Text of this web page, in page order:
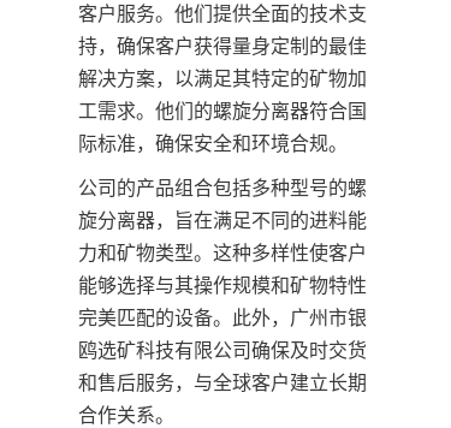
客户服务。他们提供全面的技术支
持，确保客户获得量身定制的最佳
解决方案，以满足其特定的矿物加
工需求。他们的螺旋分离器符合国
际标准，确保安全和环境合规。
公司的产品组合包括多种型号的螺
旋分离器，旨在满足不同的进料能
力和矿物类型。这种多样性使客户
能够选择与其操作规模和矿物特性
完美匹配的设备。此外，广州市银
鸥选矿科技有限公司确保及时交货
和售后服务，与全球客户建立长期
合作关系。